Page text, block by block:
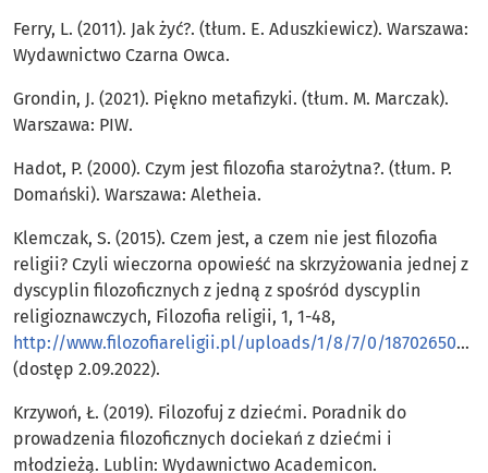
Ferry, L. (2011). Jak żyć?. (tłum. E. Aduszkiewicz). Warszawa:
Wydawnictwo Czarna Owca.
Grondin, J. (2021). Piękno metafizyki. (tłum. M. Marczak).
Warszawa: PIW.
Hadot, P. (2000). Czym jest filozofia starożytna?. (tłum. P.
Domański). Warszawa: Aletheia.
Klemczak, S. (2015). Czem jest, a czem nie jest filozofia
religii? Czyli wieczorna opowieść na skrzyżowania jednej z
dyscyplin filozoficznych z jedną z spośród dyscyplin
religioznawczych, Filozofia religii, 1, 1-48,
http://www.filozofiareligii.pl/uploads/1/8/7/0/18702650/fr_2015_2__1_klemczak.pdf
(dostęp 2.09.2022).
Krzywoń, Ł. (2019). Filozofuj z dziećmi. Poradnik do
prowadzenia filozoficznych dociekań z dziećmi i
młodzieżą. Lublin: Wydawnictwo Academicon.